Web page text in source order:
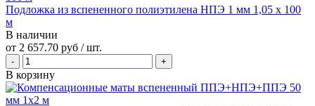
Подложка из вспененного полиэтилена НПЭ 1 мм 1,05 х 100
м
В наличии
от 2 657.70 руб / шт.
В корзину